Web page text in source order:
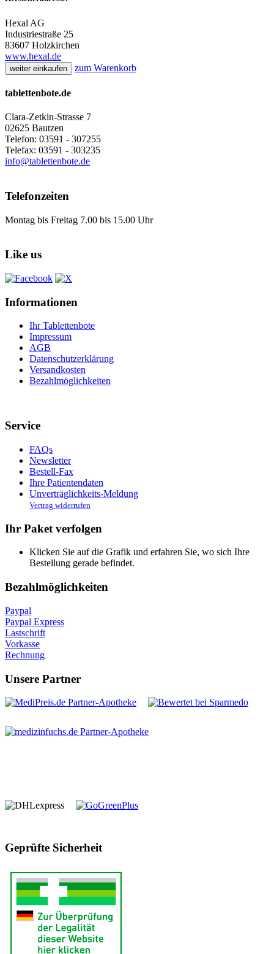
Hexal AG
Industriestraße 25
83607 Holzkirchen
www.hexal.de
weiter einkaufen zum Warenkorb
tablettenbote.de
Clara-Zetkin-Strasse 7
02625 Bautzen
Telefon: 03591 - 307255
Telefax: 03591 - 303235
info@tablettenbote.de
Telefonzeiten
Montag bis Freitag 7.00 bis 15.00 Uhr
Like us
Informationen
Ihr Tablettenbote
Impressum
AGB
Datenschutzerklärung
Versandkosten
Bezahlmöglichkeiten
Service
FAQs
Newsletter
Bestell-Fax
Ihre Patientendaten
Unverträglichkeits-Meldung
Vertrag widerrufen
Ihr Paket verfolgen
Klicken Sie auf die Grafik und erfahren Sie, wo sich Ihre
Bestellung gerade befindet.
Bezahlmöglichkeiten
Paypal
Paypal Express
Lastschrift
Vorkasse
Rechnung
Unsere Partner
Geprüfte Sicherheit